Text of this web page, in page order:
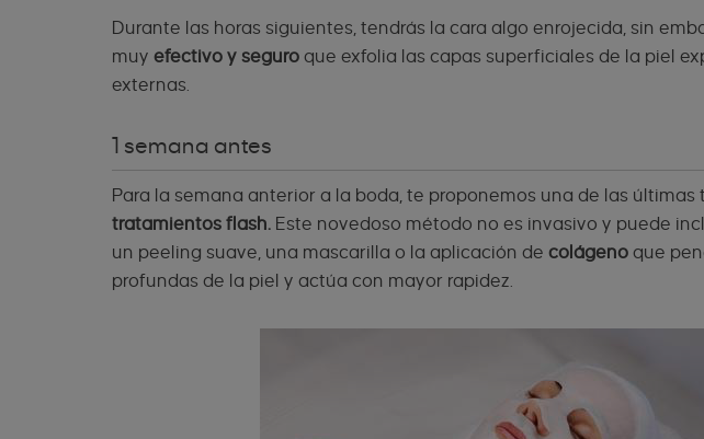
Durante las horas siguientes, tendrás la cara algo enrojecida, sin
muy efectivo y seguro que exfolia las capas superficiales de la piel
externas.
1 semana antes
Para la semana anterior a la boda, te proponemos una de las últimas
tratamientos flash. Este novedoso método no es invasivo y puede
un peeling suave, una mascarilla o la aplicación de colágeno que
profundas de la piel y actúa con mayor rapidez.